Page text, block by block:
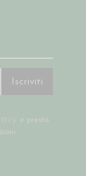
Iscriviti
e presto